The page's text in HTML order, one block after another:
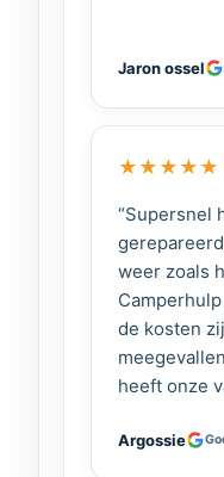
Type:
Gebruik:
sluiten
Maxxffan
kopen
Wil je minder
comfort
voor de
verduistering
Jaron ossel
★ ★ ★ ★ ★
“Supersnel
weer zoals
de kosten
heeft onze
Argossie